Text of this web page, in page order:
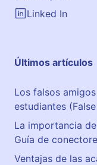
Linked In
Últimos artículos
Los falsos
estudiantes
La importancia
Guía de
Ventajas de las